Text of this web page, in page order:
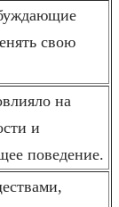
свою
на
и
поведение.